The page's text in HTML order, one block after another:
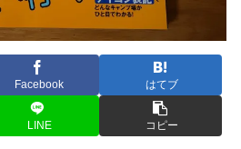
Facebook はてブ
LINE コピー